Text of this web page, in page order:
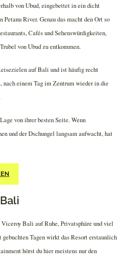
von Ubud, eingebettet in ein dicht
River. Genau das macht den Ort so
Cafés und Sehenswürdigkeiten,
von Ubud zu entkommen.
auf Bali und ist häufig recht
nach einem Tag im Zentrum wieder in die
von ihrer besten Seite. Wenn
und der Dschungel langsam aufwacht, hat
Bali auf Ruhe, Privatsphäre und viel
Tagen wirkt das Resort erstaunlich
hörst du hier meistens nur den